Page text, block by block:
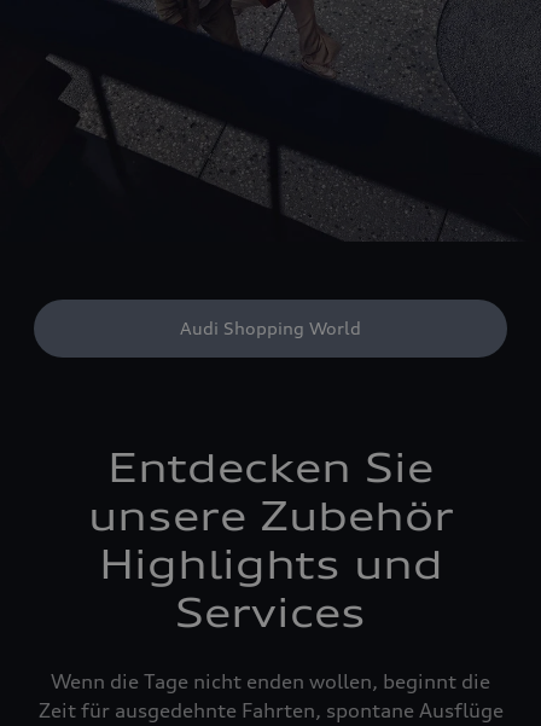
Audi Shopping World
Entdecken Sie
unsere Zubehör
Highlights und
Services
Wenn die Tage nicht enden wollen, beginnt die
Zeit für ausgedehnte Fahrten, spontane Ausflüge